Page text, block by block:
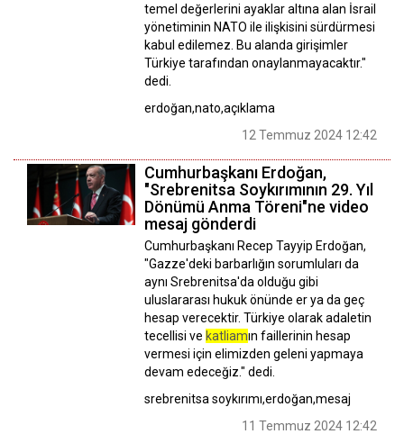
temel değerlerini ayaklar altına alan İsrail
yönetiminin NATO ile ilişkisini sürdürmesi
kabul edilemez. Bu alanda girişimler
Türkiye tarafından onaylanmayacaktır."
dedi.
erdoğan,nato,açıklama
12 Temmuz 2024 12:42
Cumhurbaşkanı Erdoğan,
"Srebrenitsa Soykırımının 29. Yıl
Dönümü Anma Töreni"ne video
mesaj gönderdi
Cumhurbaşkanı Recep Tayyip Erdoğan,
"Gazze'deki barbarlığın sorumluları da
aynı Srebrenitsa'da olduğu gibi
uluslararası hukuk önünde er ya da geç
hesap verecektir. Türkiye olarak adaletin
tecellisi ve katliamın faillerinin hesap
vermesi için elimizden geleni yapmaya
devam edeceğiz." dedi.
srebrenitsa soykırımı,erdoğan,mesaj
11 Temmuz 2024 12:42